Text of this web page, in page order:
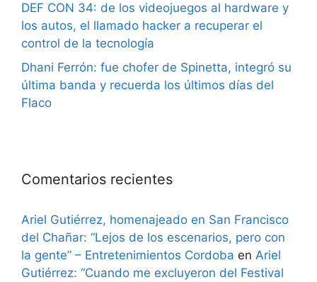
DEF CON 34: de los videojuegos al hardware y
los autos, el llamado hacker a recuperar el
control de la tecnología
Dhani Ferrón: fue chofer de Spinetta, integró su
última banda y recuerda los últimos días del
Flaco
Comentarios recientes
Ariel Gutiérrez, homenajeado en San Francisco
del Chañar: “Lejos de los escenarios, pero con
la gente” – Entretenimientos Cordoba en Ariel
Gutiérrez: “Cuando me excluyeron del Festival